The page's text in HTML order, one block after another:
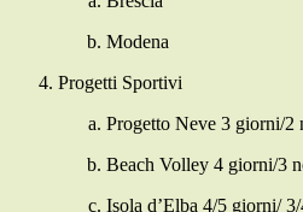
Modena
Progetti Sportivi
Progetto Neve 3 giorni/2
Beach Volley 4 giorni/3
Isola d’Elba 4/5 giorni/